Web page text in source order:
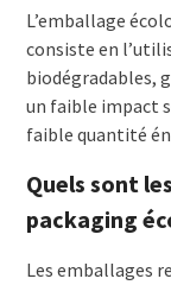
L’emballage
consiste en
biodégradables,
un faible impact
faible quantité
Quels sont
packaging
Les emballages